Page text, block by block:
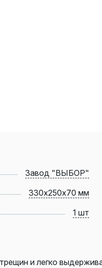
Завод "ВЫБОР"
330х250х70 мм
1 шт
и легко